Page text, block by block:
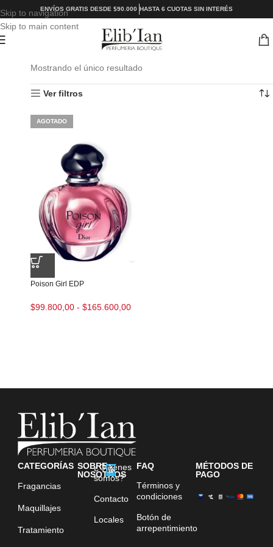
Skip to navigation
Skip to main content
ENVÍOS GRATIS DESDE $90.000 HASTA 6 CUOTAS SIN INTERÉS
Mostrando el único resultado
Ver filtros
AGOTADO
Poison Girl EDP
$99.800,00 - $165.600,00
CATEGORÍAS
Fragancias
Maquillajes
Tratamiento
SOBRE
NOSOTROS
¿Quiénes
somos?
Contacto
Locales
FAQ
Términos y
condiciones
Botón de
arrepentimiento
MÉTODOS DE
PAGO